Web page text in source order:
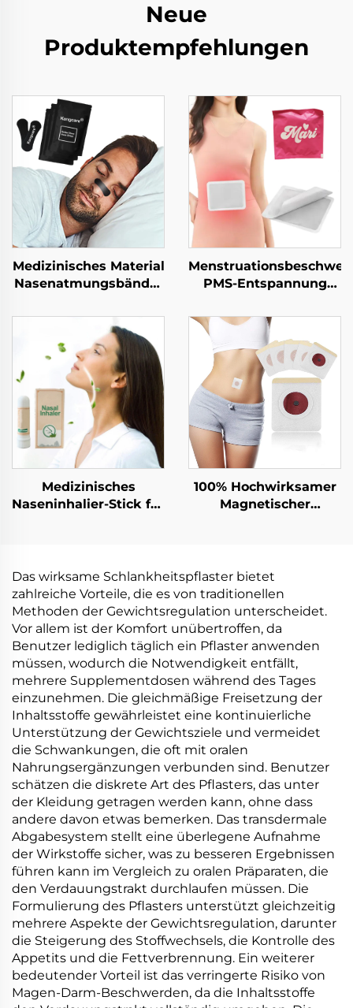
Neue
Produktempfehlungen
Medizinisches Material
Nasenatmungsbänder
starke Haftkraft
Nasenspangen zur
Hustenentlastung
Atmungs-
Nasenbänder
PMS-Entspannung
Klebehitze-Therapie
Menstruationskrämpfe
Entspannungs-
Pflaster
Medizinisches
Naseninhalier-Stick für
Erfrischungs-Stick
Praktischer
mitgeführter Inhalier-
Tube
100% Hochwirksamer
Magnetischer
Das wirksame Schlankheitspflaster bietet
zahlreiche Vorteile, die es von traditionellen
Methoden der Gewichtsregulation unterscheidet.
Vor allem ist der Komfort unübertroffen, da
Benutzer lediglich täglich ein Pflaster anwenden
müssen, wodurch die Notwendigkeit entfällt,
mehrere Supplementdosen während des Tages
einzunehmen. Die gleichmäßige Freisetzung der
Inhaltsstoffe gewährleistet eine kontinuierliche
Unterstützung der Gewichtsziele und vermeidet
die Schwankungen, die oft mit oralen
Nahrungsergänzungen verbunden sind. Benutzer
schätzen die diskrete Art des Pflasters, das unter
der Kleidung getragen werden kann, ohne dass
andere davon etwas bemerken. Das transdermale
Abgabesystem stellt eine überlegene Aufnahme
der Wirkstoffe sicher, was zu besseren Ergebnissen
führen kann im Vergleich zu oralen Präparaten, die
den Verdauungstrakt durchlaufen müssen. Die
Formulierung des Pflasters unterstützt gleichzeitig
mehrere Aspekte der Gewichtsregulation, darunter
die Steigerung des Stoffwechsels, die Kontrolle des
Appetits und die Fettverbrennung. Ein weiterer
bedeutender Vorteil ist das verringerte Risiko von
Magen-Darm-Beschwerden, da die Inhaltsstoffe